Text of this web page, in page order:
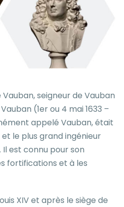
seigneur de Vauban
(1er ou 4 mai 1633 –
appelé Vauban, était
le plus grand ingénieur
est connu pour son
fortifications et à les
XIV et après le siège de